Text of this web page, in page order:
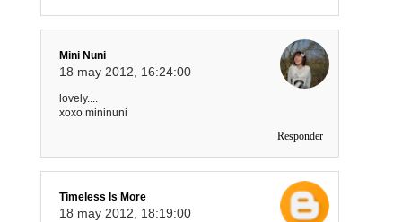
Mini Nuni
18 may 2012, 16:24:00
lovely....
xoxo mininuni
Responder
Timeless Is More
18 may 2012, 18:19:00